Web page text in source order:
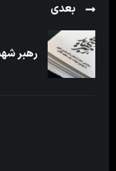
بعدی
رهبر